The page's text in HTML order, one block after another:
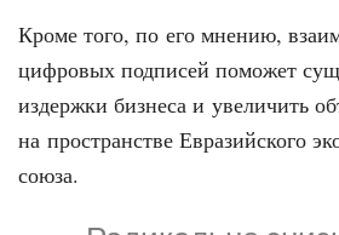
Кроме того, по его мнению,
цифровых подписей поможет
издержки бизнеса и увеличить
на пространстве Евразийского
союза.